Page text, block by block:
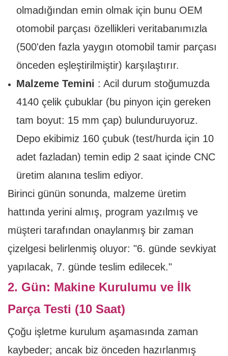
olmadığından emin olmak için bunu OEM
otomobil parçası özellikleri veritabanımızla
(500'den fazla yaygın otomobil tamir parçası
önceden eşleştirilmiştir) karşılaştırır.
Malzeme Temini : Acil durum stoğumuzda
4140 çelik çubuklar (bu pinyon için gereken
tam boyut: 15 mm çap) bulunduruyoruz.
Depo ekibimiz 160 çubuk (test/hurda için 10
adet fazladan) temin edip 2 saat içinde CNC
üretim alanına teslim ediyor.
Birinci günün sonunda, malzeme üretim
hattında yerini almış, program yazılmış ve
müşteri tarafından onaylanmış bir zaman
çizelgesi belirlenmiş oluyor: "6. günde sevkiyat
yapılacak, 7. günde teslim edilecek."
2. Gün: Makine Kurulumu ve İlk
Parça Testi (10 Saat)
Çoğu işletme kurulum aşamasında zaman
kaybeder; ancak biz önceden hazırlanmış